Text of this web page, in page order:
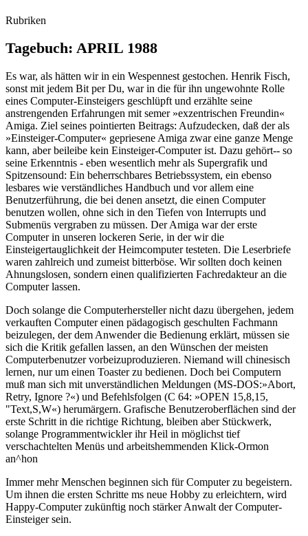
Rubriken
Tagebuch: APRIL 1988
Es war, als hätten wir in ein Wespennest gestochen. Henrik Fisch,
sonst mit jedem Bit per Du, war in die für ihn ungewohnte Rolle
eines Computer-Einsteigers geschlüpft und erzählte seine
anstrengenden Erfahrungen mit semer »exzentrischen Freundin«
Amiga. Ziel seines pointierten Beitrags: Aufzudecken, daß der als
»Einsteiger-Computer« gepriesene Amiga zwar eine ganze Menge
kann, aber beileibe kein Einsteiger-Computer ist. Dazu gehört-- so
seine Erkenntnis - eben wesentlich mehr als Supergrafik und
Spitzensound: Ein beherrschbares Betriebssystem, ein ebenso
lesbares wie verständliches Handbuch und vor allem eine
Benutzerführung, die bei denen ansetzt, die einen Computer
benutzen wollen, ohne sich in den Tiefen von Interrupts und
Submenüs vergraben zu müssen. Der Amiga war der erste
Computer in unseren lockeren Serie, in der wir die
Einsteigertauglichkeit der Heimcomputer testeten. Die Leserbriefe
waren zahlreich und zumeist bitterböse. Wir sollten doch keinen
Ahnungslosen, sondern einen qualifizierten Fachredakteur an die
Computer lassen.
Doch solange die Computerhersteller nicht dazu übergehen, jedem
verkauften Computer einen pädagogisch geschulten Fachmann
beizulegen, der dem Anwender die Bedienung erklärt, müssen sie
sich die Kritik gefallen lassen, an den Wünschen der meisten
Computerbenutzer vorbeizuproduzieren. Niemand will chinesisch
lernen, nur um einen Toaster zu bedienen. Doch bei Computern
muß man sich mit unverständlichen Meldungen (MS-DOS:»Abort,
Retry, Ignore ?«) und Befehlsfolgen (C 64: »OPEN 15,8,15,
"Text,S,W«) herumärgern. Grafische Benutzeroberflächen sind der
erste Schritt in die richtige Richtung, bleiben aber Stückwerk,
solange Programmentwickler ihr Heil in möglichst tief
verschachtelten Menüs und arbeitshemmenden Klick-Ormon
an^hon
Immer mehr Menschen beginnen sich für Computer zu begeistern.
Um ihnen die ersten Schritte ms neue Hobby zu erleichtern, wird
Happy-Computer zukünftig noch stärker Anwalt der Computer-
Einsteiger sein.